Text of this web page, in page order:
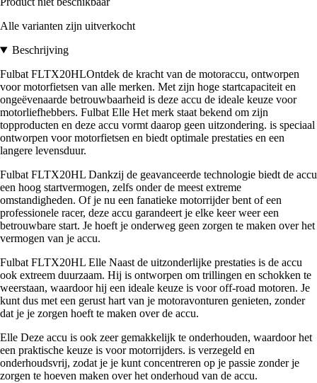
Alle varianten zijn uitverkocht
Beschrijving
Fulbat FLTX20HLOntdek de kracht van de motoraccu, ontworpen
voor motorfietsen van alle merken. Met zijn hoge startcapaciteit en
ongeëvenaarde betrouwbaarheid is deze accu de ideale keuze voor
motorliefhebbers. Fulbat Elle Het merk staat bekend om zijn
topproducten en deze accu vormt daarop geen uitzondering. is speciaal
ontworpen voor motorfietsen en biedt optimale prestaties en een
langere levensduur.
Fulbat FLTX20HL Dankzij de geavanceerde technologie biedt de accu
een hoog startvermogen, zelfs onder de meest extreme
omstandigheden. Of je nu een fanatieke motorrijder bent of een
professionele racer, deze accu garandeert je elke keer weer een
betrouwbare start. Je hoeft je onderweg geen zorgen te maken over het
vermogen van je accu.
Fulbat FLTX20HL Elle Naast de uitzonderlijke prestaties is de accu
ook extreem duurzaam. Hij is ontworpen om trillingen en schokken te
weerstaan, waardoor hij een ideale keuze is voor off-road motoren. Je
kunt dus met een gerust hart van je motoravonturen genieten, zonder
dat je je zorgen hoeft te maken over de accu.
Elle Deze accu is ook zeer gemakkelijk te onderhouden, waardoor het
een praktische keuze is voor motorrijders. is verzegeld en
onderhoudsvrij, zodat je je kunt concentreren op je passie zonder je
zorgen te hoeven maken over het onderhoud van de accu.